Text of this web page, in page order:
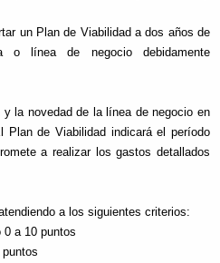
un Plan de Viabilidad a dos años de
o línea de negocio debidamente
la novedad de la línea de negocio en
Plan de Viabilidad indicará el período
a realizar los gastos detallados
a los siguientes criterios:
0 a 10 puntos